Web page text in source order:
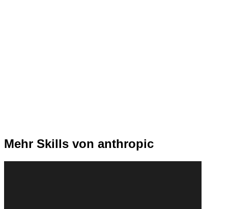
Mehr Skills von anthropic